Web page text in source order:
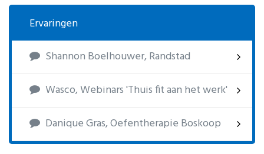
Ervaringen
Shannon Boelhouwer, Randstad
Wasco, Webinars 'Thuis fit aan het werk'
Danique Gras, Oefentherapie Boskoop